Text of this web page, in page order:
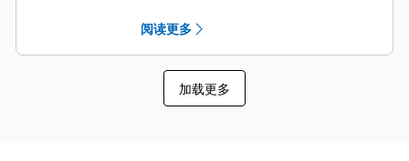
难的作业应用中提高对粘性物料的卸
载力。
阅读更多
加载更多